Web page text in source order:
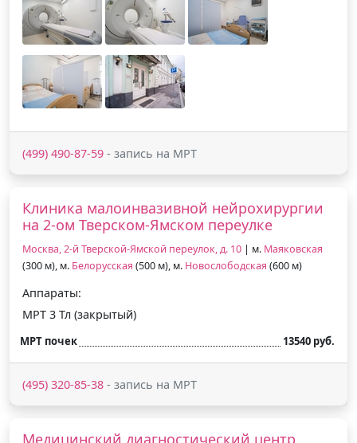
(499) 490-87-59 - запись на МРТ
Клиника малоинвазивной нейрохирургии
на 2-ом Тверском-Ямском переулке
Москва, 2-й Тверской-Ямской переулок, д. 10 | м. Маяковская
(300 м), м. Белорусская (500 м), м. Новослободская (600 м)
Аппараты:
МРТ 3 Тл (закрытый)
МРТ почек 13540 руб.
(495) 320-85-38 - запись на МРТ
Медицинский диагностический центр